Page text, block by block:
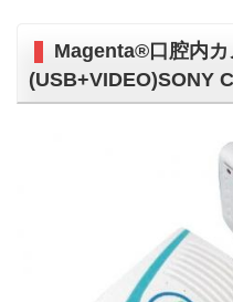
Magenta®口腔内カ
(USB+VIDEO)SONY